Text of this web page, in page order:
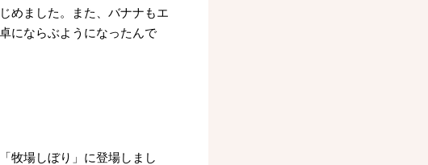
めました。また、バナナもエ
にならぶようになったんで
牧場しぼり」に登場しまし